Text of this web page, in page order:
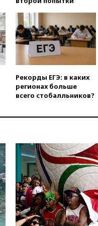
09:49
об
США
в
08:51
08:22
Рекорды ЕГЭ: в каких
регионах больше
всего стобалльников?